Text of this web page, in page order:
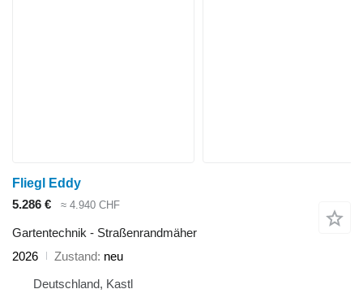
Fliegl Eddy
5.286 €
≈ 4.940 CHF
Gartentechnik - Straßenrandmäher
2026
Zustand neu
Deutschland, Kastl